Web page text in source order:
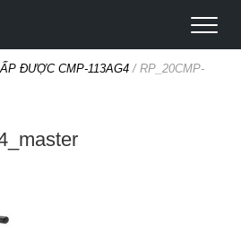
ĐƯỢC CMP-113AG4 / RP_20CMP-